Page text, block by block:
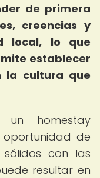
de primera
creencias y
local, lo que
establecer
la cultura que
un homestay
de
sólidos con las
resultar en